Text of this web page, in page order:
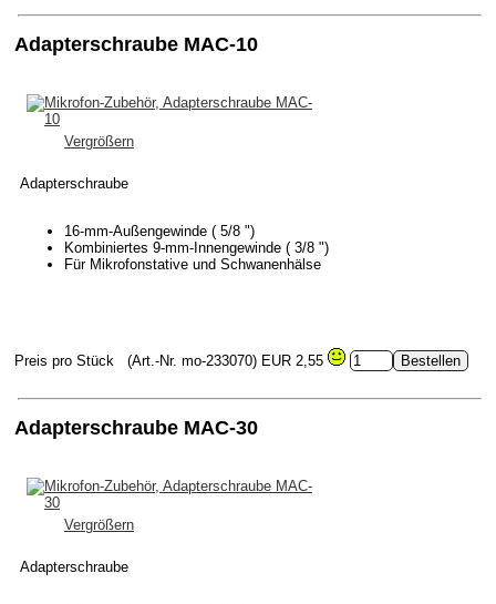
Adapterschraube MAC-10
Vergrößern
Adapterschraube
16-mm-Außengewinde ( 5/8 ")
Kombiniertes 9-mm-Innengewinde ( 3/8 ")
Für Mikrofonstative und Schwanenhälse
Preis pro Stück (Art.-Nr. mo-233070) EUR 2,55
Adapterschraube MAC-30
Vergrößern
Adapterschraube